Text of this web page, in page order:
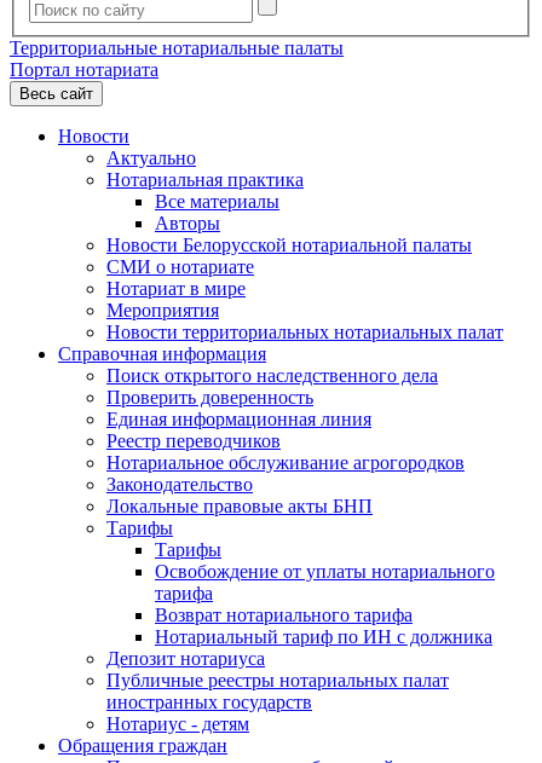
Территориальные нотариальные палаты
Портал нотариата
Весь сайт
Новости
Актуально
Нотариальная практика
Все материалы
Авторы
Новости Белорусской нотариальной палаты
СМИ о нотариате
Нотариат в мире
Мероприятия
Новости территориальных нотариальных палат
Справочная информация
Поиск открытого наследственного дела
Проверить доверенность
Единая информационная линия
Реестр переводчиков
Нотариальное обслуживание агрогородков
Законодательство
Локальные правовые акты БНП
Тарифы
Тарифы
Освобождение от уплаты нотариального
тарифа
Возврат нотариального тарифа
Нотариальный тариф по ИН с должника
Депозит нотариуса
Публичные реестры нотариальных палат
иностранных государств
Нотариус - детям
Обращения граждан